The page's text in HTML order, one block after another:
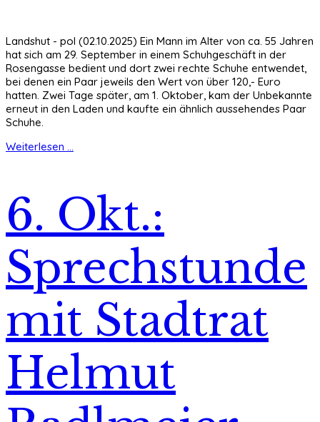
Landshut - pol (02.10.2025) Ein Mann im Alter von ca. 55 Jahren
hat sich am 29. September in einem Schuhgeschäft in der
Rosengasse bedient und dort zwei rechte Schuhe entwendet,
bei denen ein Paar jeweils den Wert von über 120,- Euro
hatten. Zwei Tage später, am 1. Oktober, kam der Unbekannte
erneut in den Laden und kaufte ein ähnlich aussehendes Paar
Schuhe.
Weiterlesen ...
6. Okt.:
Sprechstunde
mit Stadtrat
Helmut